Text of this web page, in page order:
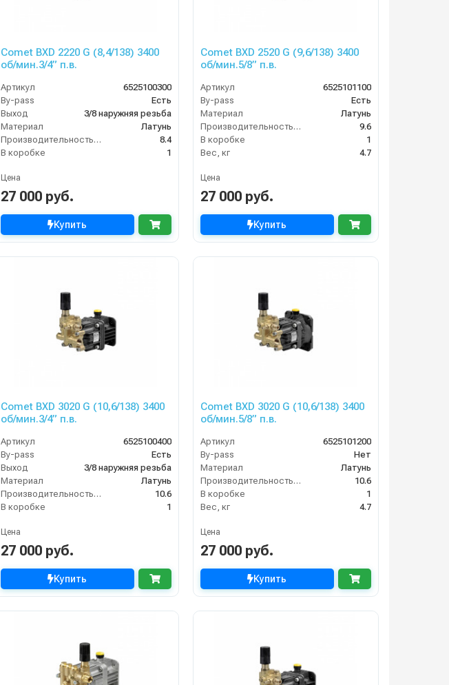
Comet BXD 2220 G (8,4/138) 3400
об/мин.3/4” п.в.
Артикул
6525100300
By-pass
Есть
Выход
3/8 наружняя резьба
Материал
Латунь
Производительность (л/мин)
8.4
В коробке
1
Цена
27 000 руб.
Купить
Comet BXD 2520 G (9,6/138) 3400
об/мин.5/8” п.в.
Артикул
6525101100
By-pass
Есть
Материал
Латунь
Производительность (л/мин)
9.6
В коробке
1
Вес, кг
4.7
Цена
27 000 руб.
Купить
Comet BXD 3020 G (10,6/138) 3400
об/мин.3/4” п.в.
Артикул
6525100400
By-pass
Есть
Выход
3/8 наружняя резьба
Материал
Латунь
Производительность (л/мин)
10.6
В коробке
1
Цена
27 000 руб.
Купить
Comet BXD 3020 G (10,6/138) 3400
об/мин.5/8” п.в.
Артикул
6525101200
By-pass
Нет
Материал
Латунь
Производительность (л/мин)
10.6
В коробке
1
Вес, кг
4.7
Цена
27 000 руб.
Купить